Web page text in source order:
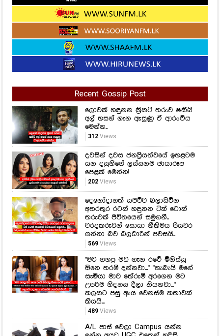
Recent Gossip Post
ලොවක් හඳුනන ක්‍රිකට් තරුව ෂකීබ්
අල් හසන් ගැන ඇසුණු ඒ ආරංචිය
මෙන්න..
දවසින් දවස ජනප්‍රියත්වයේ ඉහළටම
යන දසුනිගේ ලස්සනම ඡායාරූප
පෙළක් මෙන්න!
202Views
දෙනෝදාහක් සජීවීව බලාසිටින
අතරතුර රටක් හඳුනන ටික් ටොක්
තරුවක් ජීවිතයෙන් සමුගනී..
වරදකරුවන් සොයා නීතිමය පියවර
ගන්නා බව බලධාරීන් පවසයි..
"මට ගහපු මඩ ගැන රටේ මිනිස්සු
ඕනෙ තරම් දන්නවා..." "හැබැයි මගේ
සැමියා මාව තේරුම් අරගෙන මට
උපරිම නිදහස දීලා තියනවා..."
කලකට පසු ඇය වෙනස්ම කතාවක්
කියයි...
489
A/L පාස් වෙලා Campus යන්න
ඉන්න අයට UGC එකෙන් හදිසි
නිවේදනයක්!
367Views
හදවත් සසල කළ සංවේදී පුවතක්..
මියගිය පැටවා දින 6ක් කරමත
තබාගෙන ගිය ඩොල්ෆින් මවකගේ